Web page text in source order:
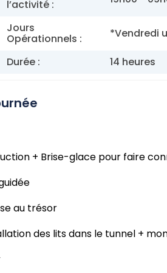
l’activité :
Jours
Opérationnels : *Vendredi
Durée : 14 heures
+ Brise-glace pour faire
au trésor
des lits dans le tunnel +